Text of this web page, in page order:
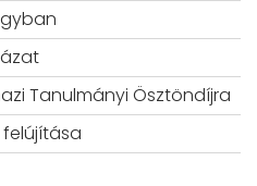
Tanulmányi Ösztöndíjra